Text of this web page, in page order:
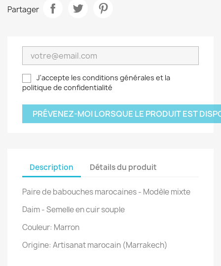
Partager
J'accepte les conditions générales et la
politique de confidentialité
PRÉVENEZ-MOI LORSQUE LE PRODUIT EST
Description Détails du produit
Paire de babouches marocaines - Modèle mixte
Daim - Semelle en cuir souple
Couleur: Marron
Origine: Artisanat marocain (Marrakech)